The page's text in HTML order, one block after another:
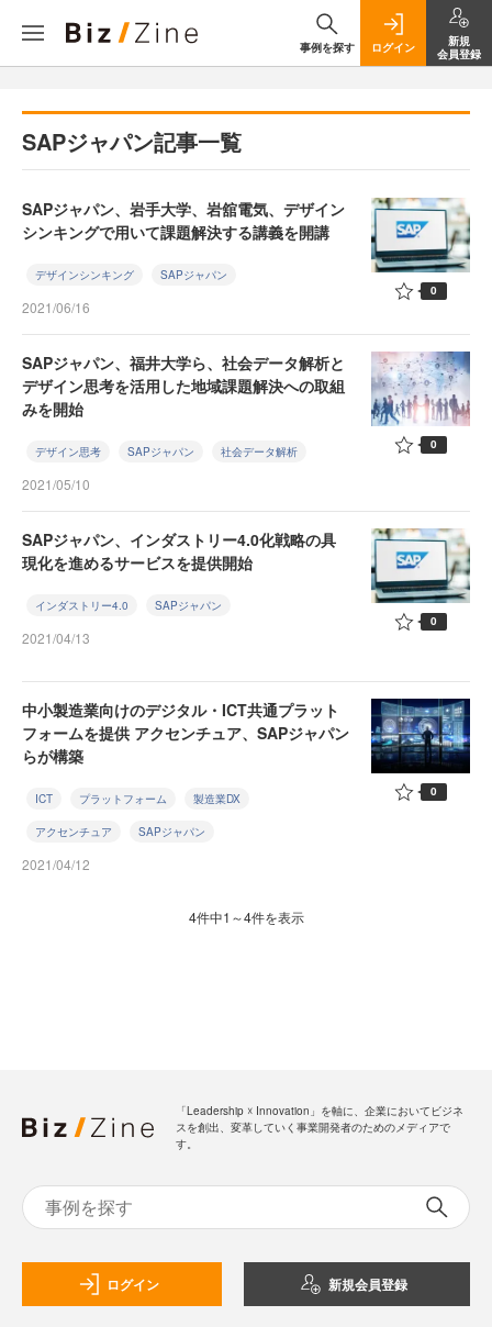
事例を探す ログイン
新規
会員登録
SAPジャパン記事一覧
SAPジャパン、岩手大学、岩舘電気、デザイン
シンキングで用いて課題解決する講義を開講
デザインシンキング SAPジャパン
2021/06/16
0
SAPジャパン、福井大学ら、社会データ解析と
デザイン思考を活用した地域課題解決への取組
みを開始
デザイン思考 SAPジャパン 社会データ解析
2021/05/10
0
SAPジャパン、インダストリー4.0化戦略の具
現化を進めるサービスを提供開始
インダストリー4.0 SAPジャパン
2021/04/13
0
中小製造業向けのデジタル・ICT共通プラット
フォームを提供 アクセンチュア、SAPジャパン
らが構築
ICT プラットフォーム 製造業DX
アクセンチュア SAPジャパン
2021/04/12
0
4件中1～4件を表示
「Leadership ☓ Innovation」を軸に、企業においてビジネ
スを創出、変革していく事業開発者のためのメディアで
す。
ログイン 新規会員登録